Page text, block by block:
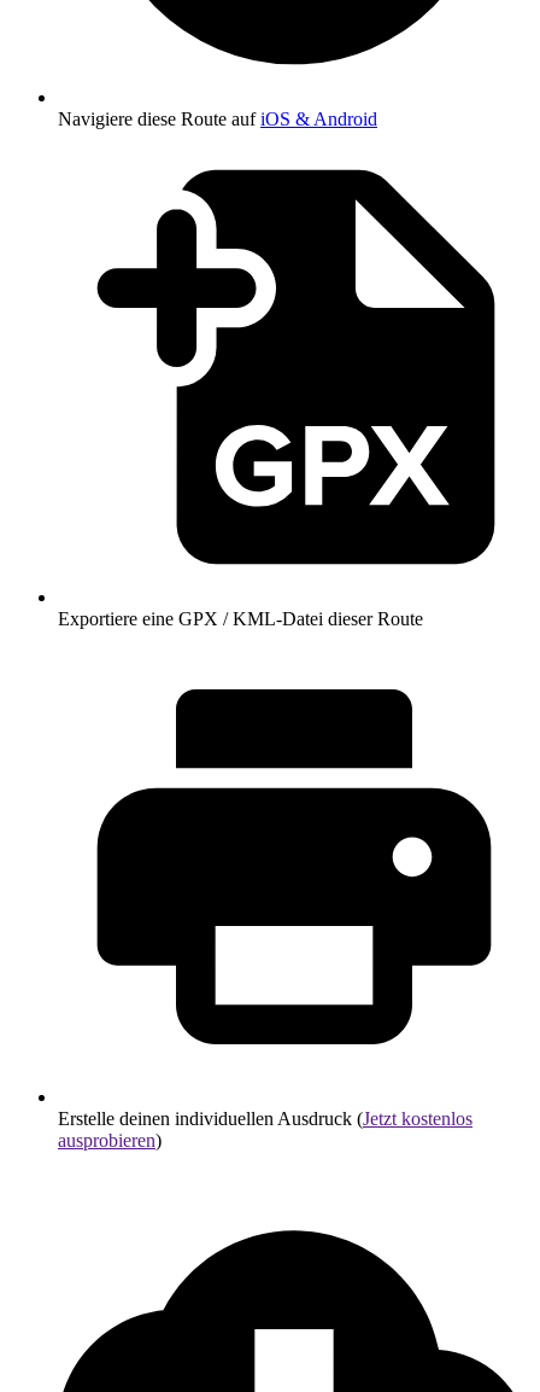
Navigiere diese Route aufiOS & Android
Exportiere eine GPX / KML-Datei dieser Route
Erstelle deinen individuellen Ausdruck (Jetzt kostenlos
ausprobieren)